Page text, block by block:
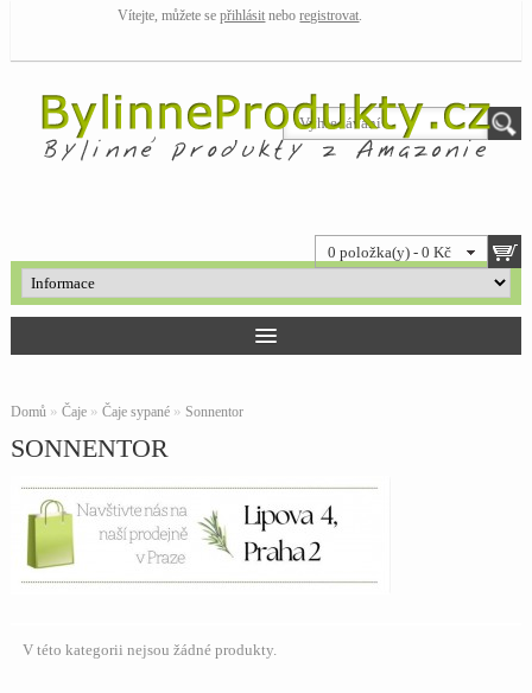
Vítejte, můžete sepřihlásit neboregistrovat.
0 položka(y) - 0 Kč
Domů» Čaje» Čaje sypané» Sonnentor
SONNENTOR
V této kategorii nejsou žádné produkty.